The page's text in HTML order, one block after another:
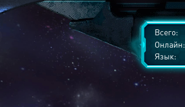
Всего:
Онлайн:
Язык: